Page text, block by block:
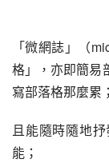
「微網誌」（
格」，亦即簡易
寫部落格那麼累；
且能隨時隨地
能；